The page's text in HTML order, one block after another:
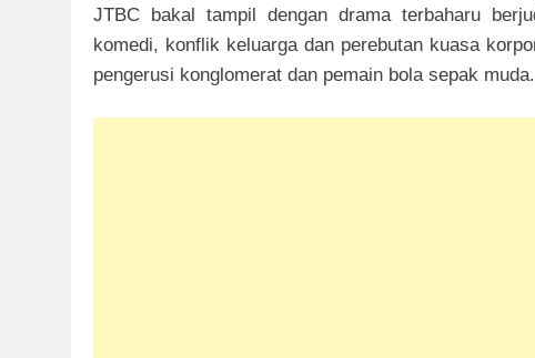
JTBC bakal tampil dengan drama terbaharu
komedi, konflik keluarga dan perebutan kuasa
pengerusi konglomerat dan pemain bola sepak muda.